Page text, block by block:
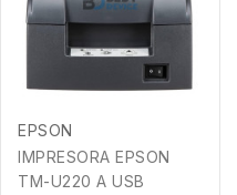
EPSON
IMPRESORA EPSON
TM-U220 A USB